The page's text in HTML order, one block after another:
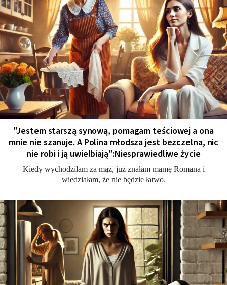
"Jestem starszą synową, pomagam teściowej a ona
mnie nie szanuje. A Polina młodsza jest bezczelna, nic
nie robi i ją uwielbiają":Niesprawiedliwe życie
Kiedy wychodziłam za mąż, już znałam mamę Romana i
wiedziałam, że nie będzie łatwo.